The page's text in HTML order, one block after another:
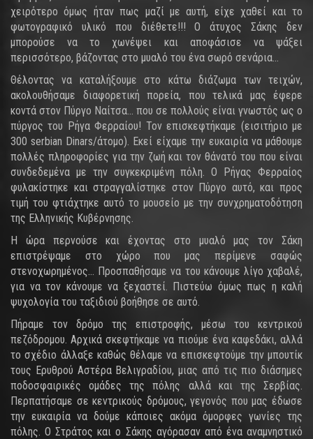
χειρότερο όμως ήταν πως μαζί με αυτή, είχε χαθεί και το
φωτογραφικό υλικό που διέθετε!!! Ο άτυχος Σάκης δεν
μπορούσε να το χωνέψει και αποφάσισε να ψάξει
περισσότερο, βάζοντας στο μυαλό του ένα σωρό σενάρια…
Θέλοντας να καταλήξουμε στο κάτω διάζωμα των τειχών,
ακολουθήσαμε διαφορετική πορεία, που τελικά μας έφερε
κοντά στον Πύργο Ναίτσα… που σε πολλούς είναι γνωστός ως ο
πύργος του Ρήγα Φερραίου! Τον επισκεφτήκαμε (εισιτήριο με
300 serbian Dinars/άτομο). Εκεί είχαμε την ευκαιρία να μάθουμε
πολλές πληροφορίες για την ζωή και τον θάνατό του που είναι
συνδεδεμένα με την συγκεκριμένη πόλη. Ο Ρήγας Φερραίος
φυλακίστηκε και στραγγαλίστηκε στον Πύργο αυτό, και προς
τιμή του φτιάχτηκε αυτό το μουσείο με την συνχρηματοδότηση
της Ελληνικής Κυβέρνησης.
Η ώρα περνούσε και έχοντας στο μυαλό μας τον Σάκη
επιστρέψαμε στο χώρο που μας περίμενε σαφώς
στενοχωρημένος… Προσπαθήσαμε να του κάνουμε λίγο χαβαλέ,
για να τον κάνουμε να ξεχαστεί. Πιστεύω όμως πως η καλή
ψυχολογία του ταξιδιού βοήθησε σε αυτό.
Πήραμε τον δρόμο της επιστροφής, μέσω του κεντρικού
πεζόδρομου. Αρχικά σκεφτήκαμε να πιούμε ένα καφεδάκι, αλλά
το σχέδιο άλλαξε καθώς θέλαμε να επισκεφτούμε την μπουτίκ
τους Ερυθρού Αστέρα Βελιγραδίου, μιας από τις πιο διάσημες
ποδοσφαιρικές ομάδες της πόλης αλλά και της Σερβίας.
Περπατήσαμε σε κεντρικούς δρόμους, γεγονός που μας έδωσε
την ευκαιρία να δούμε κάποιες ακόμα όμορφες γωνίες της
πόλης. Ο Στράτος και ο Σάκης αγόρασαν από ένα αναμνηστικό